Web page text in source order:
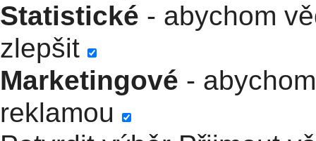
Statistické - abychom
zlepšit
Marketingové -
reklamou